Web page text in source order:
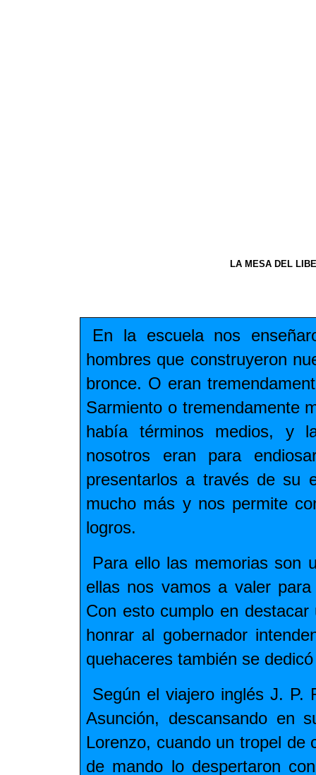
LA MESA DEL
En la escuela nos
hombres que construyeron
bronce. O eran
Sarmiento o tremendamente
había términos medios, y
nosotros eran para
presentarlos a través de su
mucho más y nos permite
logros.
Para ello las memorias son
ellas nos vamos a valer
Con esto cumplo en
honrar al gobernador
quehaceres también se
Según el viajero inglés J. P.
Asunción, descansando en
Lorenzo, cuando un tropel de
de mando lo despertaron